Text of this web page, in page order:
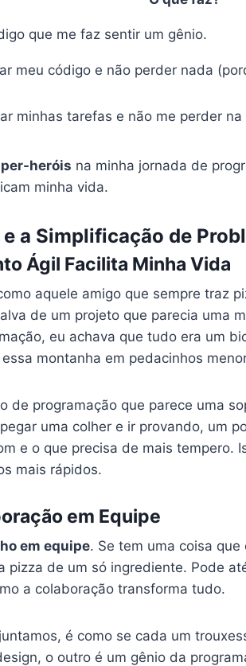
que me faz sentir um gênio.
meu código e não perder nada
minhas tarefas e não me perder na
heróis na minha jornada de
minha vida.
a Simplificação de
Ágil Facilita Minha Vida
aquele amigo que sempre traz
de um projeto que parecia uma
eu achava que tudo era um
montanha em pedacinhos
de programação que parece uma
uma colher e ir provando, um
e o que precisa de mais tempero.
mais rápidos.
em Equipe
em equipe. Se tem uma coisa
pizza de um só ingrediente. Pode
a colaboração transforma tudo.
é como se cada um
o outro é um gênio da